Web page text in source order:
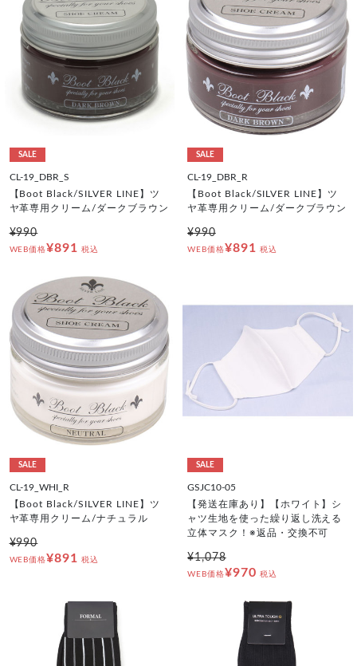
SALE
CL-19_DBR_S
【Boot Black/SILVER LINE】ツ
ヤ革専用クリーム/ダークブラウン
¥990
WEB価格¥891 税込
SALE
CL-19_DBR_R
【Boot Black/SILVER LINE】ツ
ヤ革専用クリーム/ダークブラウン
¥990
WEB価格¥891 税込
SALE
CL-19_WHI_R
【Boot Black/SILVER LINE】ツ
ヤ革専用クリーム/ナチュラル
¥990
WEB価格¥891 税込
SALE
GSJC10-05
【発送在庫あり】【ホワイト】シ
ャツ生地を使った繰り返し洗える
立体マスク！※返品・交換不可
¥1,078
WEB価格¥970 税込